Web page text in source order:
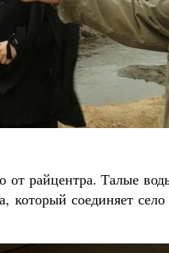
райцентра. Талые
который соединяет
Как найти своё место в жизни
Кирилл Мурышев